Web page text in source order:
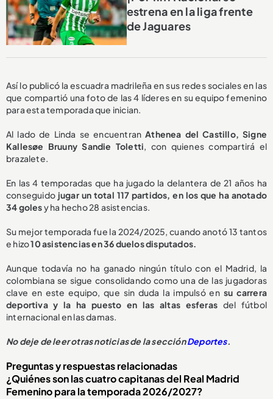
estrena en la liga frente
de Jaguares
Así lo publicó la escuadra madrileña en sus redes sociales en las
que compartió una foto de las 4 líderes en su equipo femenino
para esta temporada que inician.
Al lado de Linda se encuentranAthenea del Castillo, Signe
Kallesøe Bruuny Sandie Toletti, con quienes compartirá el
brazalete.
En las 4 temporadas que ha jugado la delantera de 21 años ha
conseguido jugar un total 117 partidos, en los que ha anotado
34 golesy ha hecho 28 asistencias.
Su mejor temporada fue la 2024/2025, cuando anotó 13 tantos
e hizo10 asistencias en 36 duelos disputados.
Aunque todavía no ha ganado ningún título con el Madrid, la
colombiana se sigue consolidando como una de las jugadoras
clave en este equipo, que sin duda la impulsó en su carrera
deportiva y la ha puesto en las altas esferas del fútbol
internacional en las damas.
No deje de leer otras noticias de la secciónDeportes.
Preguntas y respuestas relacionadas
¿Quiénes son las cuatro capitanas del Real Madrid
Femenino para la temporada 2026/2027?